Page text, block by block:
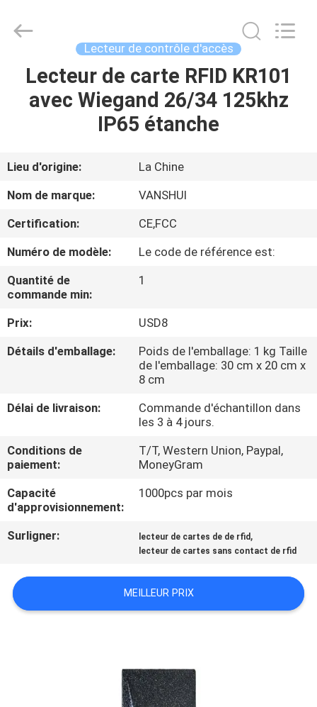
PRODUITS
VIDÉOS
À
PROPOS
NOUS
DE
CONTRÔLE
DE
LA
QUALITÉ
NOUS
CONTACTER
VANSHUI
ENTERPRISE
Reserved.
Lecteur de contrôle d'accès
Lecteur de carte RFID KR101
avec Wiegand 26/34 125khz
IP65 étanche
Lieu d'origine:
La Chine
Nom de marque:
VANSHUI
Certification:
CE,FCC
Numéro de modèle:
Le code de référence est:
Quantité de
commande min:
1
Prix:
USD8
Détails d'emballage:
Poids de l'emballage: 1 kg Taille
de l'emballage: 30 cm x 20 cm x
8 cm
Délai de livraison:
Commande d'échantillon dans
les 3 à 4 jours.
Conditions de
paiement:
T/T, Western Union, Paypal,
MoneyGram
Capacité
d'approvisionnement:
1000pcs par mois
Surligner: lecteur de cartes de de rfid ,
lecteur de cartes sans contact de rfid
MEILLEUR PRIX